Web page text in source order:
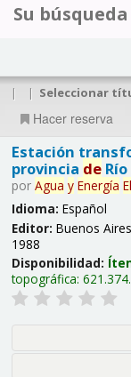
Su
| | Seleccionar
Hacer reserva
Estación
provincia deRío
por Agua y Energía
Idioma: Español
Editor: Buenos
1988
Disponibilidad:
topográfica: